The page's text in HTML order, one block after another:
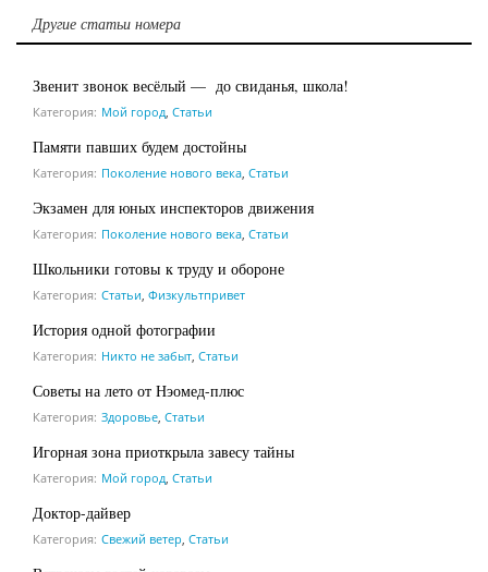
Другие статьи номера
Звенит звонок весёлый — до свиданья, школа!
Категория: Мой город Статьи
Памяти павших будем достойны
Категория: Поколение нового века Статьи
Экзамен для юных инспекторов движения
Категория: Поколение нового века Статьи
Школьники готовы к труду и обороне
Категория: Статьи Физкультпривет
История одной фотографии
Категория: Никто не забыт Статьи
Советы на лето от Нэомед-плюс
Категория: Здоровье Статьи
Игорная зона приоткрыла завесу тайны
Категория: Мой город Статьи
Доктор-дайвер
Категория: Свежий ветер Статьи